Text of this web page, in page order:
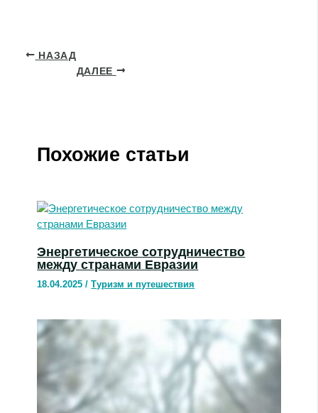
НАЗАД
ДАЛЕЕ
Похожие статьи
Энергетическое сотрудничество
между странами Евразии
18.04.2025/Туризм и путешествия